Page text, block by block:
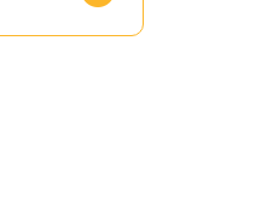
ません。ですが、カウンセリン
的に意見を押し付けられたり、
せんか？」という確認の質問を